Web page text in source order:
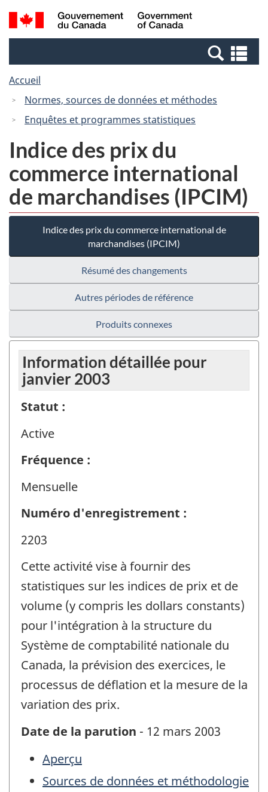
Passer
au
Passer
à
Canada
Recherche
et
et
Accueil
Normes, sources de données et méthodes
Enquêtes et programmes statistiques
Indice des prix du
commerce international
de marchandises (IPCIM)
Indice des prix du commerce international de
marchandises (IPCIM)
Résumé des changements
Autres périodes de référence
Produits connexes
Information détaillée pour
janvier 2003
Statut :
Active
Fréquence :
Mensuelle
Numéro d'enregistrement :
2203
Cette activité vise à fournir des
statistiques sur les indices de prix et de
volume (y compris les dollars constants)
pour l'intégration à la structure du
Système de comptabilité nationale du
Canada, la prévision des exercices, le
processus de déflation et la mesure de la
variation des prix.
Date de la parution - 12 mars 2003
Aperçu
Sources de données et méthodologie